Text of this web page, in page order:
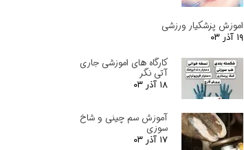
اموزش پزشکیار ورزشی
۱۹ آذر ۰۳
کارگاه های اموزشی جاری
آتی نگر
۱۸ آذر ۰۳
آموزش سم چینی و شاخ
سوزی
۱۷ آذر ۰۳